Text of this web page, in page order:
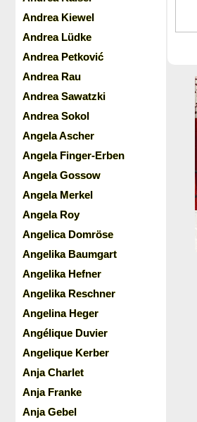
Andrea Kiewel
Andrea Lüdke
Andrea Petković
Andrea Rau
Andrea Sawatzki
Andrea Sokol
Angela Ascher
Angela Finger-Erben
Angela Gossow
Angela Merkel
Angela Roy
Angelica Domröse
Angelika Baumgart
Angelika Hefner
Angelika Reschner
Angelina Heger
Angélique Duvier
Angelique Kerber
Anja Charlet
Anja Franke
Anja Gebel